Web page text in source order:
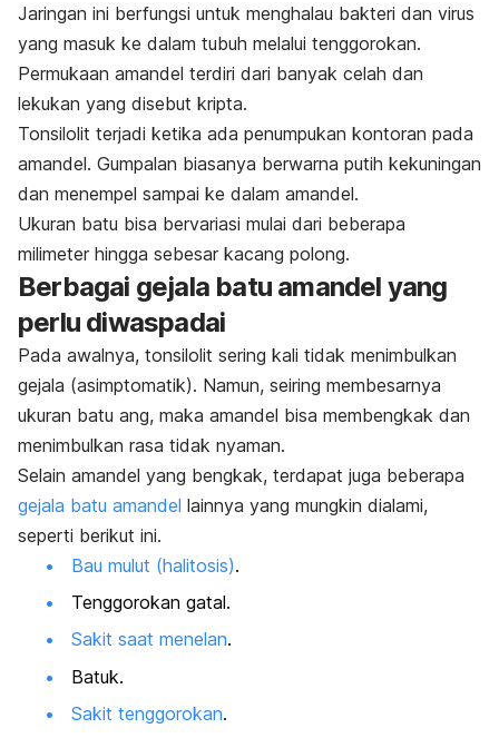
Jaringan ini berfungsi untuk menghalau bakteri dan virus
yang masuk ke dalam tubuh melalui tenggorokan.
Permukaan amandel terdiri dari banyak celah dan
lekukan yang disebut kripta.
Tonsilolit terjadi ketika ada penumpukan kontoran pada
amandel. Gumpalan biasanya berwarna putih kekuningan
dan menempel sampai ke dalam amandel.
Ukuran batu bisa bervariasi mulai dari beberapa
milimeter hingga sebesar kacang polong.
Berbagai gejala batu amandel yang
perlu diwaspadai
Pada awalnya, tonsilolit sering kali tidak menimbulkan
gejala (asimptomatik). Namun, seiring membesarnya
ukuran batu ang, maka amandel bisa membengkak dan
menimbulkan rasa tidak nyaman.
Selain amandel yang bengkak, terdapat juga beberapa
gejala batu amandel lainnya yang mungkin dialami,
seperti berikut ini.
Bau mulut (halitosis).
Tenggorokan gatal.
Sakit saat menelan.
Batuk.
Sakit tenggorokan.